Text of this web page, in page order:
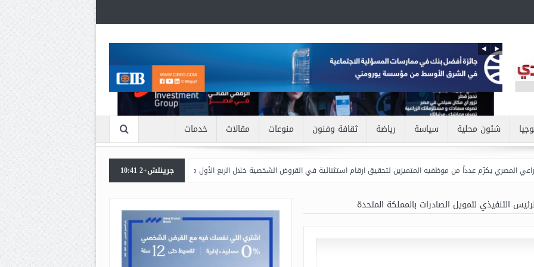
شئون محلية سياسة رياضة ثقافة وفنون منوعات مقالات خدمات
عدداً من موظفيه المتميزين لتحقيق ارقام استثنائية في القروض الشخصية خلال الربع الأول من 2026 اعرف بالتفاصيل سبب ارتفاع سعر الذهب الان بنك مصر جرينتش+2 10:41
التنفيذي لتمويل الصادرات بالمملكة المتحدة